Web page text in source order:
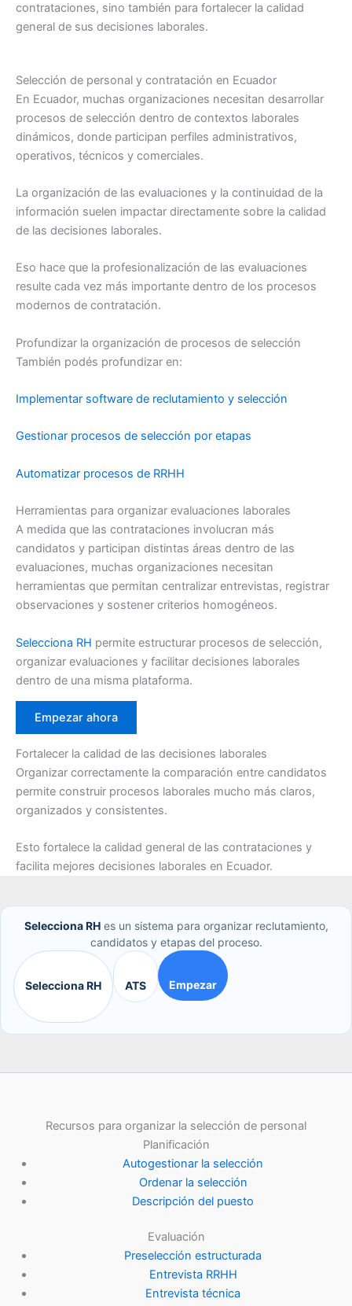
contrataciones, sino también para fortalecer la calidad
general de sus decisiones laborales.
Selección de personal y contratación en Ecuador
En Ecuador, muchas organizaciones necesitan desarrollar
procesos de selección dentro de contextos laborales
dinámicos, donde participan perfiles administrativos,
operativos, técnicos y comerciales.
La organización de las evaluaciones y la continuidad de la
información suelen impactar directamente sobre la calidad
de las decisiones laborales.
Eso hace que la profesionalización de las evaluaciones
resulte cada vez más importante dentro de los procesos
modernos de contratación.
Profundizar la organización de procesos de selección
También podés profundizar en:
Implementar software de reclutamiento y selección
Gestionar procesos de selección por etapas
Automatizar procesos de RRHH
Herramientas para organizar evaluaciones laborales
A medida que las contrataciones involucran más
candidatos y participan distintas áreas dentro de las
evaluaciones, muchas organizaciones necesitan
herramientas que permitan centralizar entrevistas, registrar
observaciones y sostener criterios homogéneos.
Selecciona RH permite estructurar procesos de selección,
organizar evaluaciones y facilitar decisiones laborales
dentro de una misma plataforma.
Empezar ahora
Fortalecer la calidad de las decisiones laborales
Organizar correctamente la comparación entre candidatos
permite construir procesos laborales mucho más claros,
organizados y consistentes.
Esto fortalece la calidad general de las contrataciones y
facilita mejores decisiones laborales en Ecuador.
Selecciona RHes un sistema para organizar reclutamiento,
candidatos y etapas del proceso.
Selecciona RH ATS Empezar
Recursos para organizar la selección de personal
Planificación
Autogestionar la selección
Ordenar la selección
Descripción del puesto
Evaluación
Preselección estructurada
Entrevista RRHH
Entrevista técnica